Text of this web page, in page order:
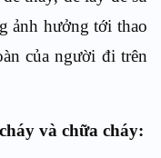
ảnh hưởng tới thao
của người đi trên
và chữa cháy: